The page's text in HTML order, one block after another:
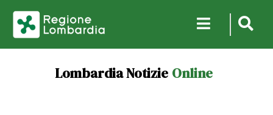
Lombardia Notizie Online